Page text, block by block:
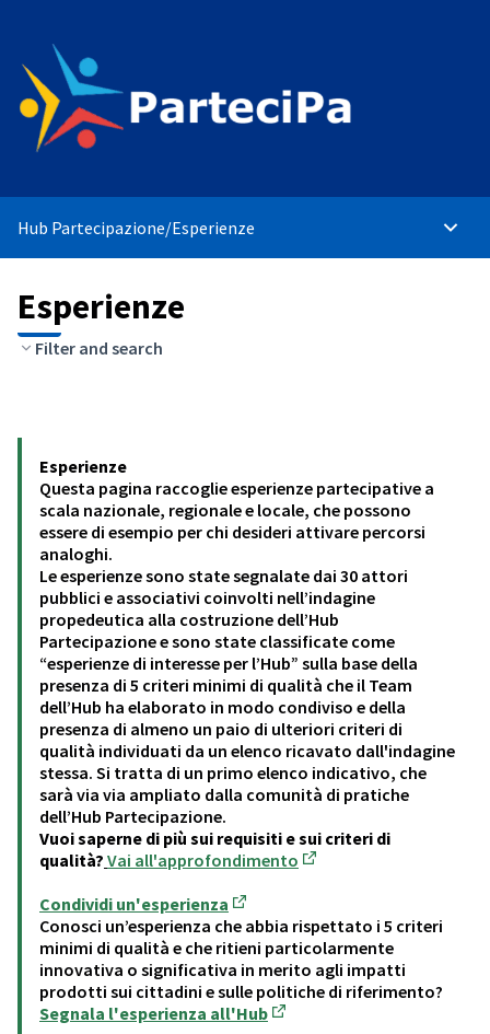
Hub Partecipazione/Esperienze
Esperienze
Filter and search
Esperienze
Questa pagina raccoglie esperienze partecipative a
scala nazionale, regionale e locale, che possono
essere di esempio per chi desideri attivare percorsi
analoghi.
Le esperienze sono state segnalate dai 30 attori
pubblici e associativi coinvolti nell’indagine
propedeutica alla costruzione dell’Hub
Partecipazione e sono state classificate come
“esperienze di interesse per l’Hub” sulla base della
presenza di 5 criteri minimi di qualità che il Team
dell’Hub ha elaborato in modo condiviso e della
presenza di almeno un paio di ulteriori criteri di
qualità individuati da un elenco ricavato dall'indagine
stessa. Si tratta di un primo elenco indicativo, che
sarà via via ampliato dalla comunità di pratiche
dell’Hub Partecipazione.
Vuoi saperne di più sui requisiti e sui criteri di
qualità? Vai all'approfondimento
Condividi un'esperienza
(Apre in una nuova scheda)
Conosci un’esperienza che abbia rispettato i 5 criteri
minimi di qualità e che ritieni particolarmente
innovativa o significativa in merito agli impatti
prodotti sui cittadini e sulle politiche di riferimento?
Segnala l'esperienza all'Hub